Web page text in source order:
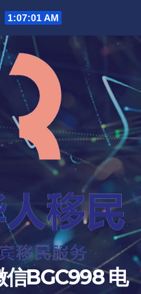
1:07:03 AM
信BGC998 电